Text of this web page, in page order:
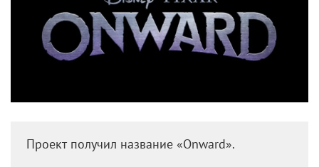
Проект получил название «Onward».